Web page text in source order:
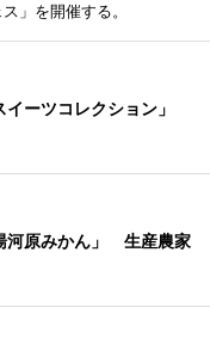
」を開催する。
イーツコレクション」
河原みかん」 生産農家